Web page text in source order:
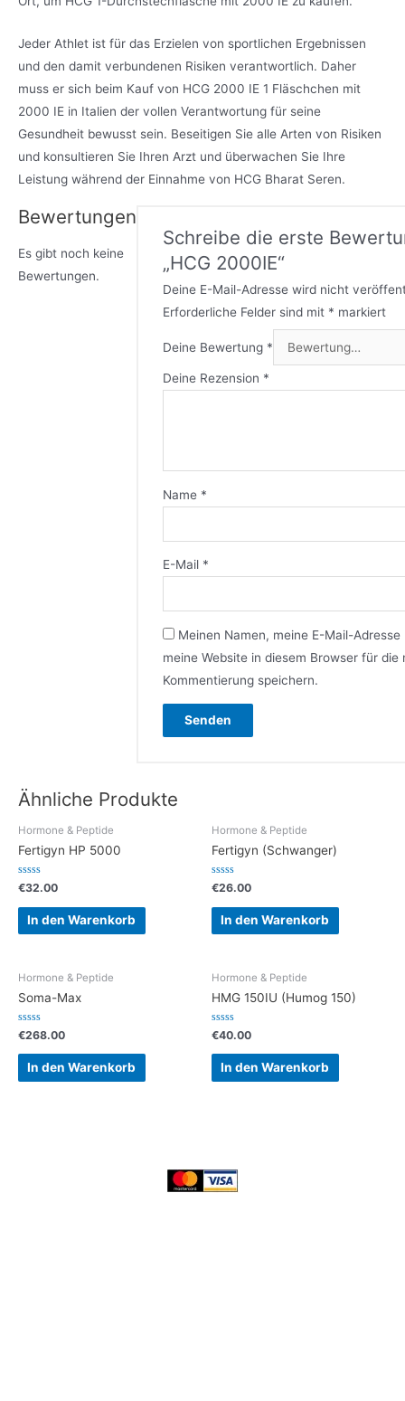
Jeder Athlet ist für das Erzielen von sportlichen Ergebnissen
und den damit verbundenen Risiken verantwortlich. Daher
muss er sich beim Kauf von HCG 2000 IE 1 Fläschchen mit
2000 IE in Italien der vollen Verantwortung für seine
Gesundheit bewusst sein. Beseitigen Sie alle Arten von Risiken
und konsultieren Sie Ihren Arzt und überwachen Sie Ihre
Leistung während der Einnahme von HCG Bharat Seren.
Bewertungen
Es gibt noch keine
Bewertungen.
Schreibe die erste
„HCG 2000IE“
Deine E-Mail-Adresse wird nicht
Erforderliche Felder sind mit * markiert
Deine Bewertung *
Deine Rezension *
Name *
E-Mail *
Meinen Namen, meine E-Mail-Adresse
meine Website in diesem Browser für die
Kommentierung speichern.
Ähnliche Produkte
Hormone & Peptide
Fertigyn HP 5000
Bewertet
mit
0
von
€32.00
In den Warenkorb
Hormone & Peptide
Fertigyn (Schwanger)
Bewertet
mit
0
von
€26.00
In den Warenkorb
Hormone & Peptide
Soma-Max
Bewertet
mit
0
von
€268.00
In den Warenkorb
Hormone & Peptide
HMG 150IU (Humog 150)
Bewertet
mit
0
von
€40.00
In den Warenkorb